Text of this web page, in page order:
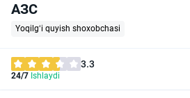
АЗС
Yoqilg‘i quyish shoxobchasi
3.3
24/7 Ishlaydi